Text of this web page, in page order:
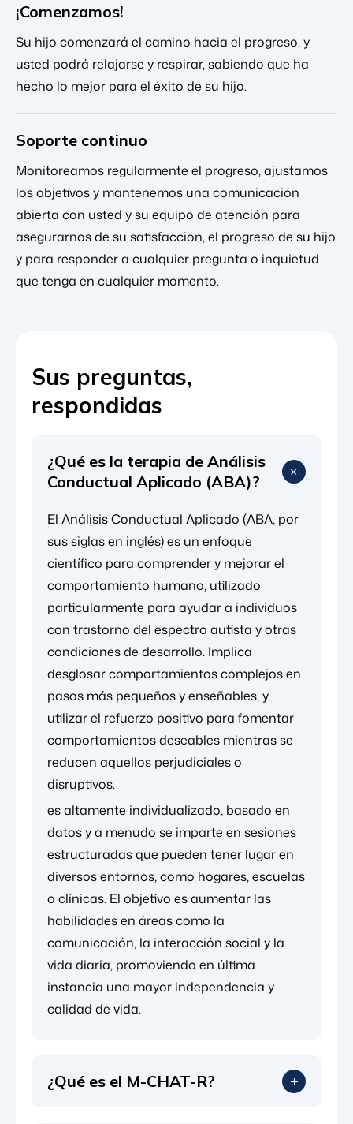
¡Comenzamos!
Su hijo comenzará el camino hacia el progreso, y
usted podrá relajarse y respirar, sabiendo que ha
hecho lo mejor para el éxito de su hijo.
Soporte continuo
Monitoreamos regularmente el progreso, ajustamos
los objetivos y mantenemos una comunicación
abierta con usted y su equipo de atención para
asegurarnos de su satisfacción, el progreso de su hijo
y para responder a cualquier pregunta o inquietud
que tenga en cualquier momento.
Sus preguntas,
respondidas
¿Qué es la terapia de Análisis
Conductual Aplicado (ABA)?
El Análisis Conductual Aplicado (ABA, por
sus siglas en inglés) es un enfoque
científico para comprender y mejorar el
comportamiento humano, utilizado
particularmente para ayudar a individuos
con trastorno del espectro autista y otras
condiciones de desarrollo. Implica
desglosar comportamientos complejos en
pasos más pequeños y enseñables, y
utilizar el refuerzo positivo para fomentar
comportamientos deseables mientras se
reducen aquellos perjudiciales o
disruptivos.
es altamente individualizado, basado en
datos y a menudo se imparte en sesiones
estructuradas que pueden tener lugar en
diversos entornos, como hogares, escuelas
o clínicas. El objetivo es aumentar las
habilidades en áreas como la
comunicación, la interacción social y la
vida diaria, promoviendo en última
instancia una mayor independencia y
calidad de vida.
¿Qué es el M-CHAT-R?